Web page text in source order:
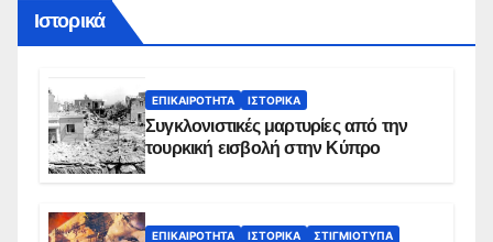
Ιστορικά
ΕΠΙΚΑΙΡΌΤΗΤΑ ΙΣΤΟΡΙΚΆ
Συγκλονιστικές μαρτυρίες από την
τουρκική εισβολή στην Κύπρο
ΕΠΙΚΑΙΡΌΤΗΤΑ ΙΣΤΟΡΙΚΆ ΣΤΙΓΜΙΌΤΥΠΑ